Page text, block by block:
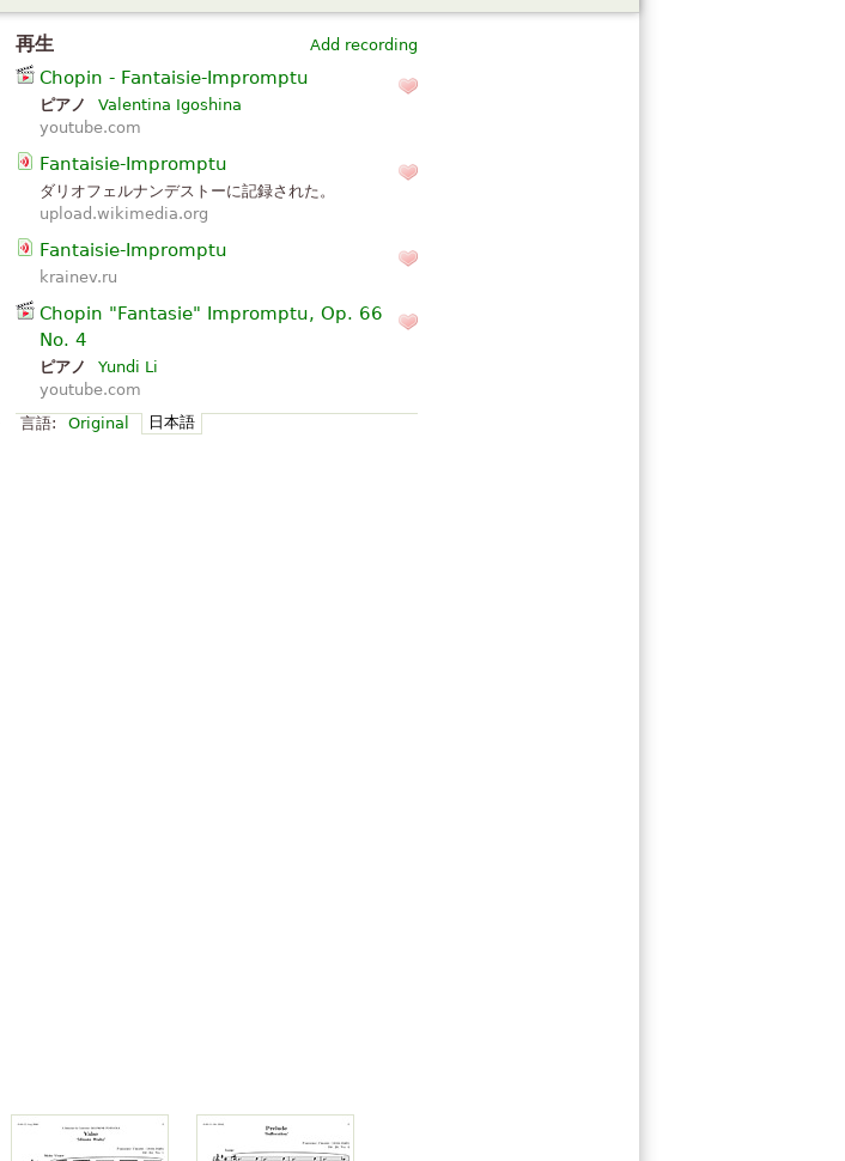
Add recording
再生
Chopin - Fantaisie-Impromptu
ピアノ
Valentina Igoshina
youtube.com
Fantaisie-Impromptu
ダリオフェルナンデストーに記録された。
upload.wikimedia.org
Fantaisie-Impromptu
krainev.ru
Chopin "Fantasie" Impromptu, Op. 66
No. 4
ピアノ
Yundi Li
youtube.com
言語:
Original 日本語